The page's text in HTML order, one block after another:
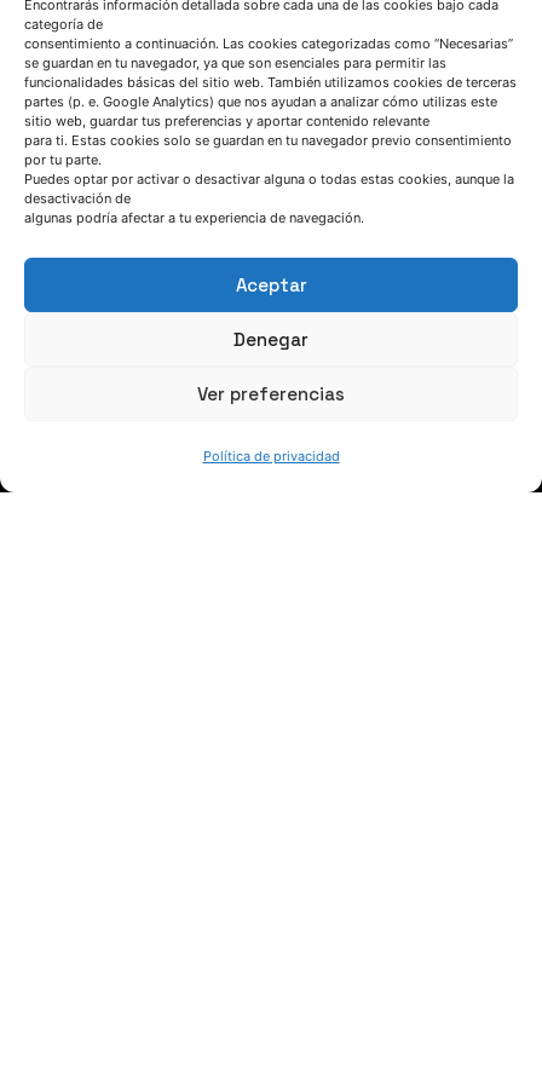
Encontrarás información detallada sobre cada una de las cookies bajo cada
categoría de
consentimiento a continuación. Las cookies categorizadas como “Necesarias”
se guardan en tu navegador, ya que son esenciales para permitir las
funcionalidades básicas del sitio web. También utilizamos cookies de terceras
partes (p. e. Google Analytics) que nos ayudan a analizar cómo utilizas este
sitio web, guardar tus preferencias y aportar contenido relevante
para ti. Estas cookies solo se guardan en tu navegador previo consentimiento
por tu parte.
Puedes optar por activar o desactivar alguna o todas estas cookies, aunque la
desactivación de
algunas podría afectar a tu experiencia de navegación.
Aceptar
Denegar
Ver preferencias
Política de privacidad
SÍGUENOS
Suscríbete a nuestras noticias